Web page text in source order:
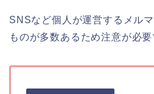
SNSなど個人が運営するメル
ものが多数あるため注意が必要